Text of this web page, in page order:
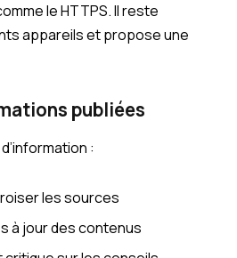
le HTTPS. Il reste
appareils et propose une
publiées
:
les sources
à jour des contenus